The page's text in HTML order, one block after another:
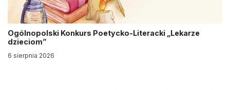
Ogólnopolski Konkurs Poetycko-Literacki „Lekarze
dzieciom”
6 sierpnia 2026